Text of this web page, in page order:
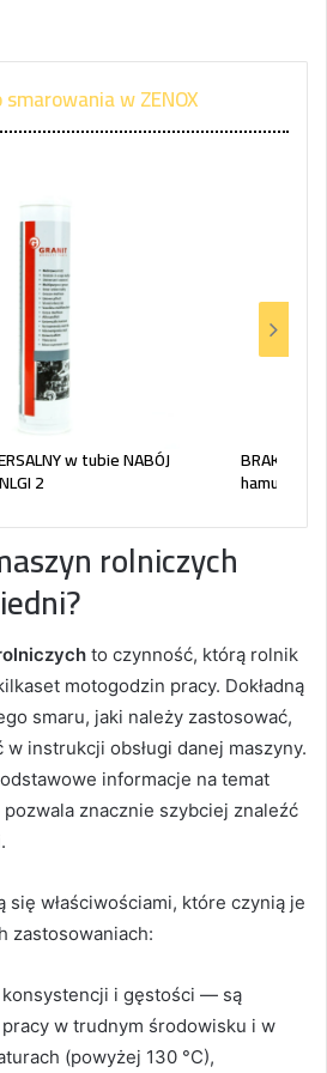
w ZENOX
w tubie NABÓJ
2
BRAKE
hamulców
rolniczych
to czynność, którą rolnik
motogodzin pracy. Dokładną
smaru, jaki należy zastosować,
instrukcji obsługi danej maszyny.
informacje na temat
znacznie szybciej znaleźć
się właściwościami, które czynią je
zastosowaniach:
i gęstości — są
w trudnym środowisku i w
(powyżej 130 °C),